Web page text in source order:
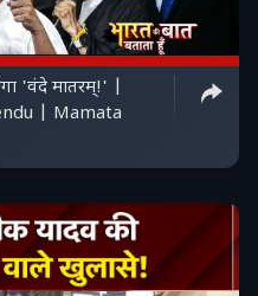
'वंदे मातरम्!' |
| Mamata